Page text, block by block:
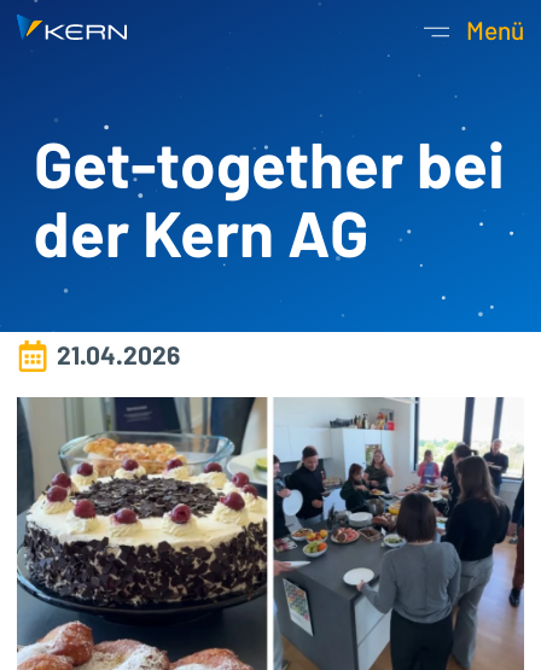
Menü
Get-together bei
der Kern AG
21.04.2026